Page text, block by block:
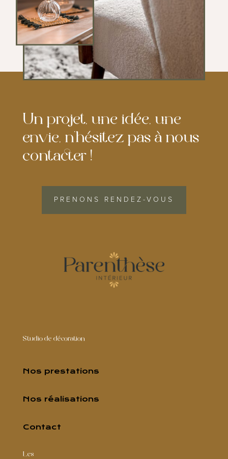
Un projet, une idée, une
envie, n’hésitez pas à nous
contacter !
PRENONS RENDEZ-VOUS
Studio de décoration
Nos prestations
Nos réalisations
Contact
Les